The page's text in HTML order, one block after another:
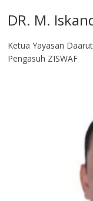
DR. M.
Ketua Yayasan
Pengasuh ZISWAF